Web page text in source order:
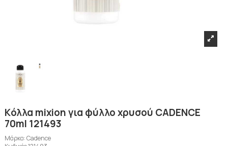
Kόλλα mixion για φύλλο χρυσού CADENCE
70ml 121493
Μάρκα:Cadence